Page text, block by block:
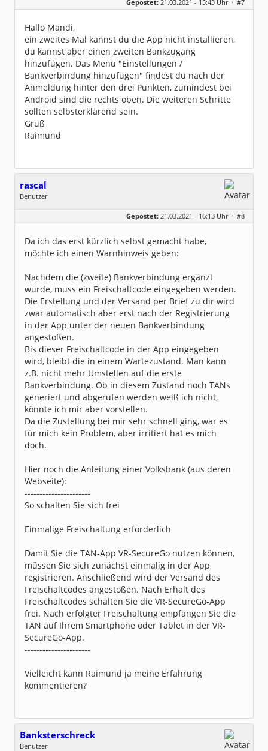
Dabei seit:
08 / 2002
Gepostet: 21.03.2021 - 15:43 Uhr · #7
Hallo Mandi,
ein zweites Mal kannst du die App nicht installieren,
du kannst aber einen zweiten Bankzugang
hinzufügen. Das Menü "Einstellungen /
Bankverbindung hinzufügen" findest du nach der
Anmeldung hinter den drei Punkten, zumindest bei
Android sind die rechts oben. Die weiteren Schritte
sollten selbsterklärend sein.
Gruß
Raimund
rascal
Benutzer
Beiträge:
417
Gepostet: 21.03.2021 - 16:13 Uhr · #8
Da ich das erst kürzlich selbst gemacht habe,
möchte ich einen Warnhinweis geben:
Nachdem die (zweite) Bankverbindung ergänzt
wurde, muss ein Freischaltcode eingegeben werden.
Die Erstellung und der Versand per Brief zu dir wird
zwar automatisch aber erst nach der Registrierung
in der App unter der neuen Bankverbindung
angestoßen.
Bis dieser Freischaltcode in der App eingegeben
wird, bleibt die in einem Wartezustand. Man kann
z.B. nicht mehr Umstellen auf die erste
Bankverbindung. Ob in diesem Zustand noch TANs
generiert und abgerufen werden weiß ich nicht,
könnte ich mir aber vorstellen.
Da die Zustellung bei mir sehr schnell ging, war es
für mich kein Problem, aber irritiert hat es mich
doch.
Hier noch die Anleitung einer Volksbank (aus deren
Webseite):
----------------------
So schalten Sie sich frei
Einmalige Freischaltung erforderlich
Damit Sie die TAN-App VR-SecureGo nutzen können,
müssen Sie sich zunächst einmalig in der App
registrieren. Anschließend wird der Versand des
Freischaltcodes angestoßen. Nach Erhalt des
Freischaltcodes schalten Sie die VR-SecureGo-App
frei. Nach erfolgter Freischaltung empfangen Sie die
TAN auf Ihrem Smartphone oder Tablet in der VR-
SecureGo-App.
----------------------
Vielleicht kann Raimund ja meine Erfahrung
kommentieren?
Banksterschreck
Benutzer